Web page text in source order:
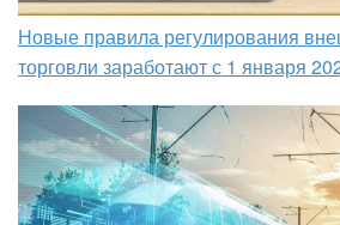
Новые правила регулирования
торговли заработают с 1 января